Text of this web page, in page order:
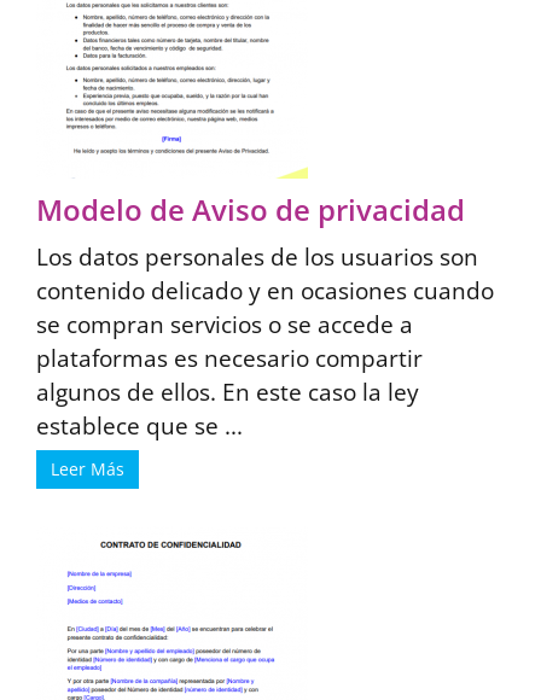
Modelo de Aviso de privacidad
Los datos personales de los usuarios son
contenido delicado y en ocasiones cuando
se compran servicios o se accede a
plataformas es necesario compartir
algunos de ellos. En este caso la ley
establece que se ...
Leer Más